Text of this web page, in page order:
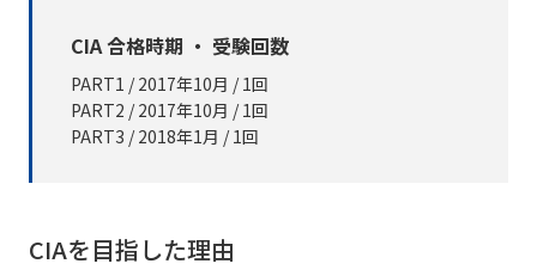
CIA 合格時期 ・ 受験回数
PART1 / 2017年10月 / 1回
PART2 / 2017年10月 / 1回
PART3 / 2018年1月 / 1回
CIAを目指した理由